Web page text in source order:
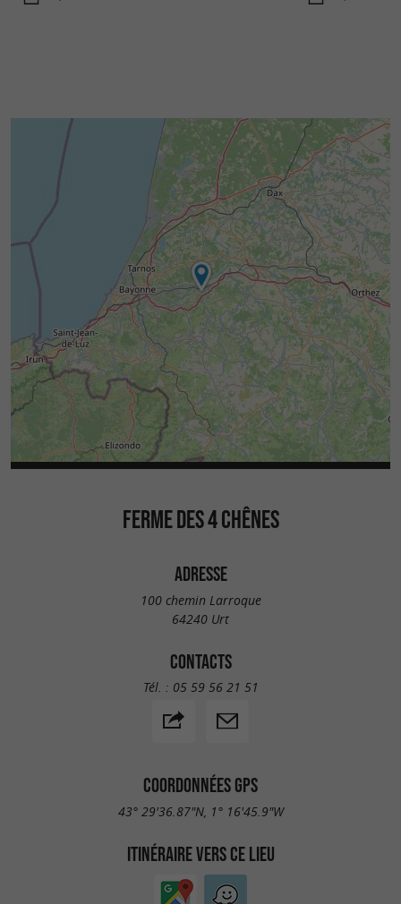
FERME DES 4 CHÊNES
ADRESSE
100 chemin Larroque
64240 Urt
CONTACTS
Tél. : 05 59 56 21 51
COORDONNÉES GPS
43° 29'36.87"N, 1° 16'45.9"W
ITINÉRAIRE VERS CE LIEU